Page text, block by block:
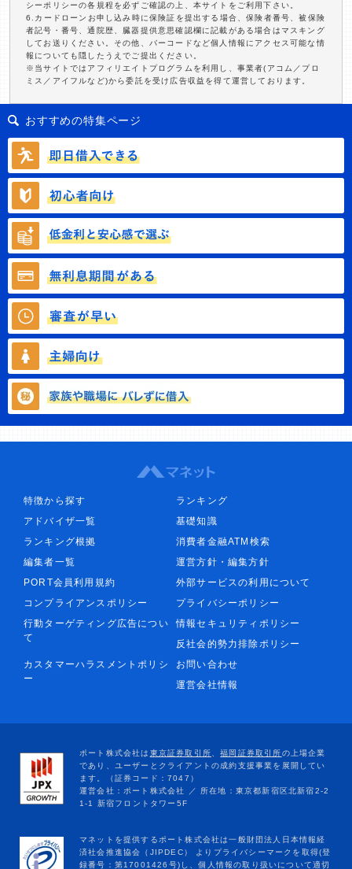
シーポリシーの各規程を必ずご確認の上、本サイトをご利用下さい。
6.カードローンお申し込み時に保険証を提出する場合、保険者番号、被保険
者記号・番号、通院歴、臓器提供意思確認欄に記載がある場合はマスキング
してお送りください。その他、バーコードなど個人情報にアクセス可能な情
報についても隠したうえでご提出ください。
※当サイトではアフィリエイトプログラムを利用し、事業者(アコム／プロ
ミス／アイフルなど)から委託を受け広告収益を得て運営しております。
おすすめの特集ページ
特徴から探す
ランキング
アドバイザ一覧
基礎知識
ランキング根拠
消費者金融ATM検索
編集者一覧
運営方針・編集方針
PORT会員利用規約
外部サービスの利用について
コンプライアンスポリシー
プライバシーポリシー
行動ターゲティング広告につい
て
情報セキュリティポリシー
反社会的勢力排除ポリシー
カスタマーハラスメントポリシ
ー
お問い合わせ
運営会社情報